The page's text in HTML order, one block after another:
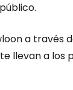
a través
llevan a los